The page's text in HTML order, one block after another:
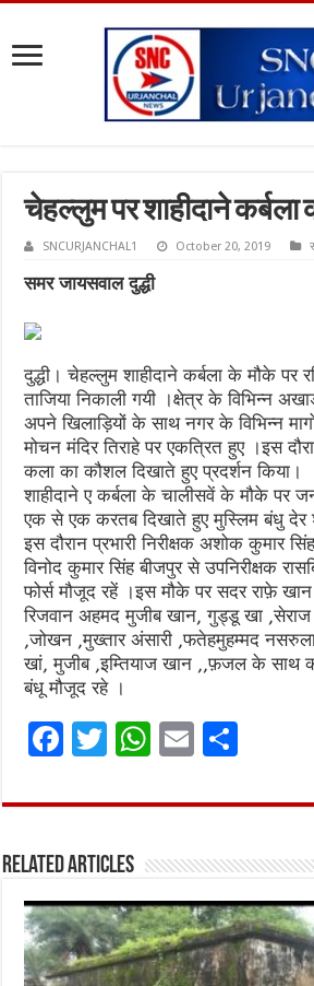
चेहल्लुम पर शाहीदाने कर्बला
SNCURJANCHAL1 October 20, 2019
समर जायसवाल दुद्धी
दुद्धी। चेहल्लुम शाहीदाने कर्बला के मौके पर
ताजिया निकाली गयी ।क्षेत्र के विभिन्न
अपने खिलाड़ियों के साथ नगर के विभिन्न
मोचन मंदिर तिराहे पर एकत्रित हुए ।इस
कला का कौशल दिखाते हुए प्रदर्शन किया।
शाहीदाने ए कर्बला के चालीसवें के मौके पर
एक से एक करतब दिखाते हुए मुस्लिम बंधु
इस दौरान प्रभारी निरीक्षक अशोक कुमार सिंह
विनोद कुमार सिंह बीजपुर से उपनिरीक्षक
फोर्स मौजूद रहें ।इस मौके पर सदर राफ़े खान
रिजवान अहमद मुजीब खान, गुड्डू खा
,जोखन ,मुख्तार अंसारी ,फतेहमुहम्मद
खां, मुजीब ,इम्तियाज खान ,,फ़जल के साथ
बंधू मौजूद रहे ।
F
ce
o
o
k
T
it
r
W
at
A
p
p
E
ai ar
Related Articles